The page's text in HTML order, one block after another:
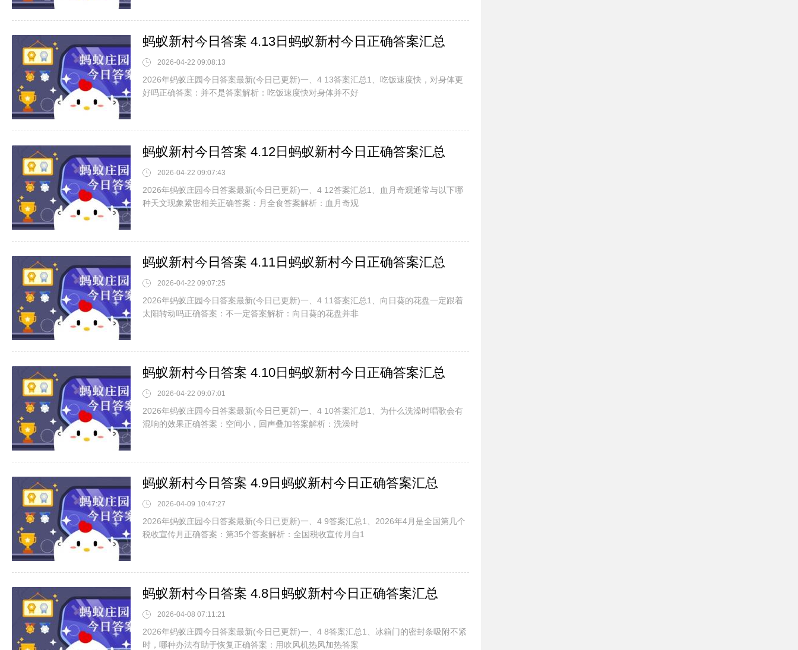
蚂蚁新村今日答案 4.13日蚂蚁新村今日正确答案汇总
2026-04-22 09:08:13
2026年蚂蚁庄园今日答案最新(今日已更新)一、4 13答案汇总1、吃饭速度快，对身体更
好吗正确答案：并不是答案解析：吃饭速度快对身体并不好
蚂蚁新村今日答案 4.12日蚂蚁新村今日正确答案汇总
2026-04-22 09:07:43
2026年蚂蚁庄园今日答案最新(今日已更新)一、4 12答案汇总1、血月奇观通常与以下哪
种天文现象紧密相关正确答案：月全食答案解析：血月奇观
蚂蚁新村今日答案 4.11日蚂蚁新村今日正确答案汇总
2026-04-22 09:07:25
2026年蚂蚁庄园今日答案最新(今日已更新)一、4 11答案汇总1、向日葵的花盘一定跟着
太阳转动吗正确答案：不一定答案解析：向日葵的花盘并非
蚂蚁新村今日答案 4.10日蚂蚁新村今日正确答案汇总
2026-04-22 09:07:01
2026年蚂蚁庄园今日答案最新(今日已更新)一、4 10答案汇总1、为什么洗澡时唱歌会有
混响的效果正确答案：空间小，回声叠加答案解析：洗澡时
蚂蚁新村今日答案 4.9日蚂蚁新村今日正确答案汇总
2026-04-09 10:47:27
2026年蚂蚁庄园今日答案最新(今日已更新)一、4 9答案汇总1、2026年4月是全国第几个
税收宣传月正确答案：第35个答案解析：全国税收宣传月自1
蚂蚁新村今日答案 4.8日蚂蚁新村今日正确答案汇总
2026-04-08 07:11:21
2026年蚂蚁庄园今日答案最新(今日已更新)一、4 8答案汇总1、冰箱门的密封条吸附不紧
时，哪种办法有助于恢复正确答案：用吹风机热风加热答案